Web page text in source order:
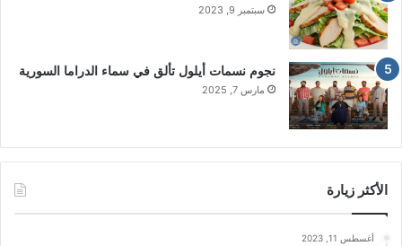
سبتمبر 9, 2023
نجوم نسمات أيلول تألق في سماء الدراما السورية
مارس 7, 2025
الأكثر زيارة
أغسطس 11, 2023